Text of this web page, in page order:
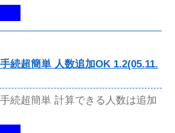
続超簡単 人数追加OK 1.2(05.11.
続超簡単 計算できる人数は追加